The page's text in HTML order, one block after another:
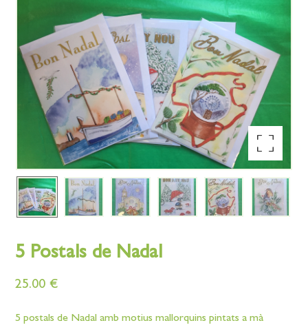
Enlarge the image
5 Postals de Nadal
25.00€
5 postals de Nadal amb motius mallorquins pintats a mà